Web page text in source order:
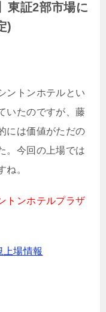
東証2部市場に
)
ントンホテルとい
いたのですが、藤
には価値がただの
。今回の上場では
ね。
トンホテルプラザ
上場情報